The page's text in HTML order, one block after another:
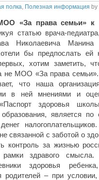
полка, Полезная информация by
«За права семьи» к
статью врача-
Николаевича
бы предпослать ей
хотим заметить,
не МОО «За права
что наша
в ней мнениями и
здоровья
является
денег
связанной с заботой о
контроль за жизнью
здравого
здоровья
родителей – при